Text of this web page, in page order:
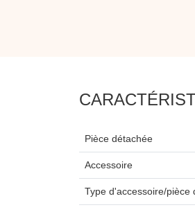
Pièce détachée
Accessoire
Type d'accessoire/pièce